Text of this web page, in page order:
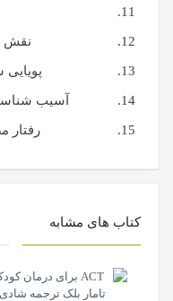
نقش
آسیب
رفتار
کتاب های مشابه